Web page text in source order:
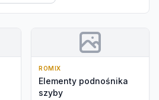
ROMIX
Elementy podnośnika
szyby